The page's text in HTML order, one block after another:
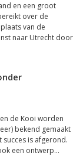
en een groot
over de
van de
naar Utrecht door
de Kooi worden
bekend gemaakt
is afgerond.
een ontwerp...